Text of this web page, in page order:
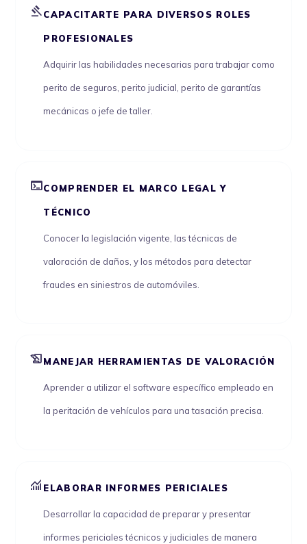
gavelCAPACITARTE PARA DIVERSOS ROLES
PROFESIONALES
Adquirir las habilidades necesarias para trabajar como
perito de seguros, perito judicial, perito de garantías
mecánicas o jefe de taller.
terminalCOMPRENDER EL MARCO LEGAL Y
TÉCNICO
Conocer la legislación vigente, las técnicas de
valoración de daños, y los métodos para detectar
fraudes en siniestros de automóviles.
history_eduMANEJAR HERRAMIENTAS DE VALORACIÓN
Aprender a utilizar el software específico empleado en
la peritación de vehículos para una tasación precisa.
monitoring ELABORAR INFORMES PERICIALES
Desarrollar la capacidad de preparar y presentar
informes periciales técnicos y judiciales de manera